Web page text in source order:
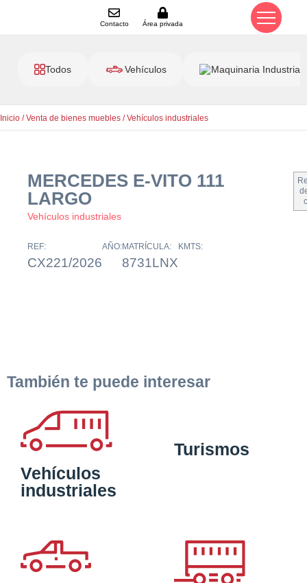
Contacto Área privada
Todos Vehículos Maquinaria Industrial
Inicio /Venta de bienes muebles /Vehículos industriales
MERCEDES E-VITO 111
LARGO
Vehículos industriales
REF:
CX221/2026
AÑO:MATRÍCULA:
8731LNX
KMTS:
También te puede interesar
Vehículos
industriales
Turismos